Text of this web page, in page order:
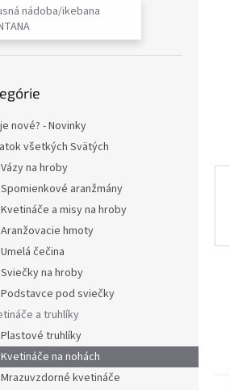
nádoba/ikebana
nové? - Novinky
všetkých Svätých
Vázy na hroby
Spomienkové aranžmány
Kvetináče a misy na hroby
Aranžovacie hmoty
Umelá čečina
Sviečky na hroby
Podstavce pod sviečky
a truhlíky
Plastové truhlíky
Kvetináče na nohách
Mrazuvzdorné kvetináče